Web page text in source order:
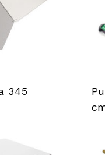
345